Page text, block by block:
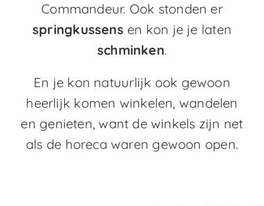
Commandeur. Ook stonden er
springkussens en kon je je laten
schminken.
En je kon natuurlijk ook gewoon
heerlijk komen winkelen, wandelen
en genieten, want de winkels zijn net
als de horeca waren gewoon open.